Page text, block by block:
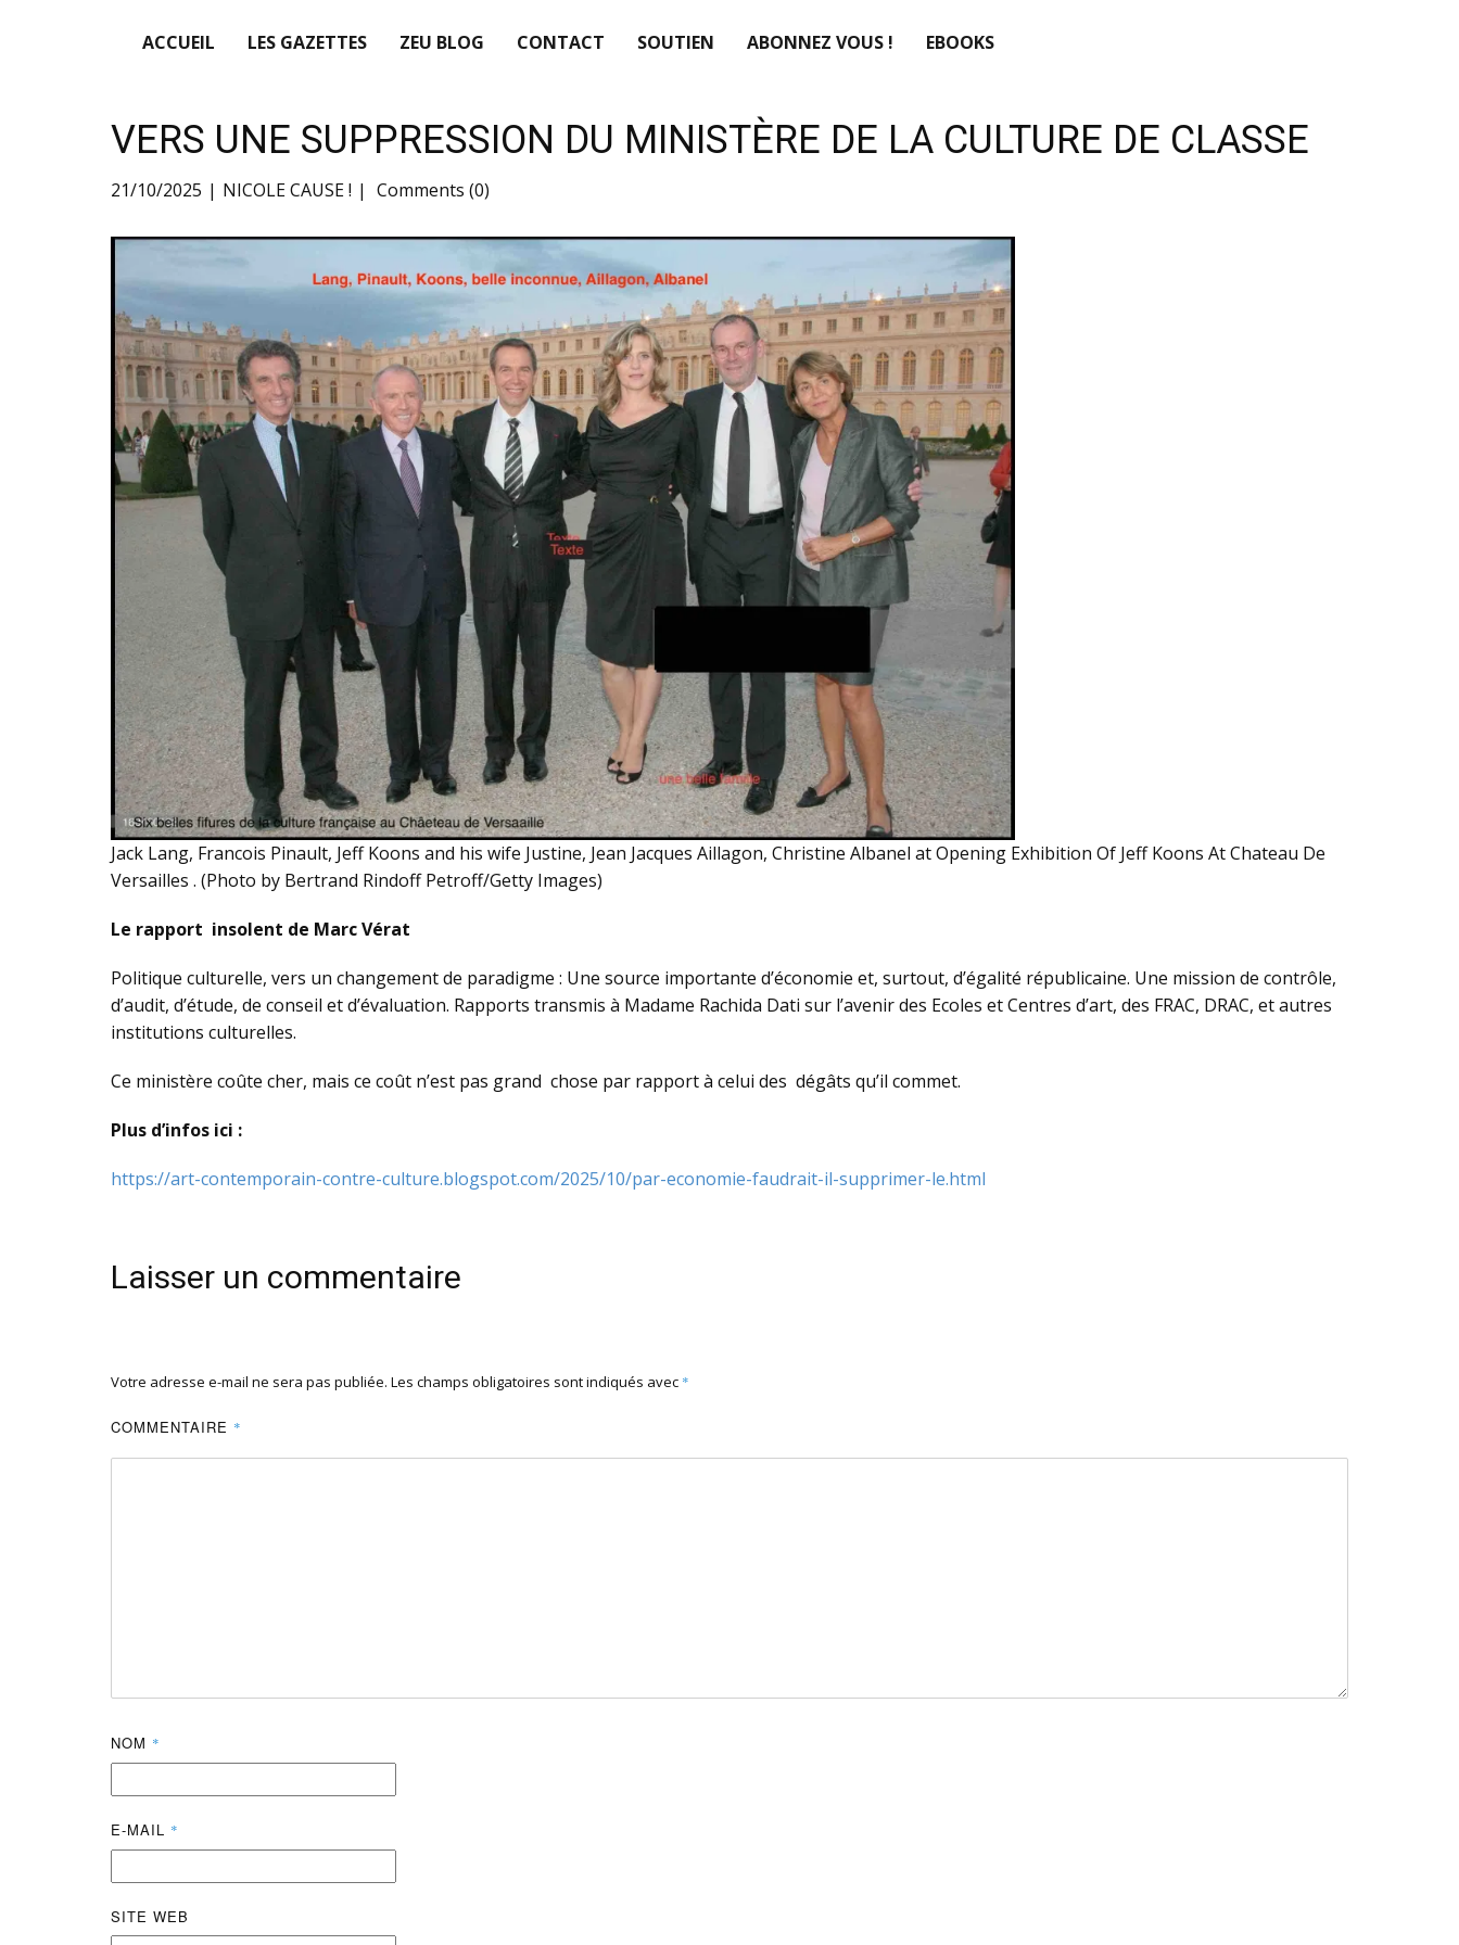
ACCUEIL LES GAZETTES ZEU BLOG CONTACT SOUTIEN ABONNEZ VOUS ! EBOOKS
VERS UNE SUPPRESSION DU MINISTÈRE DE LA CULTURE DE CLASSE
21/10/2025 NICOLE CAUSE ! Comments (0)
Jack Lang, Francois Pinault, Jeff Koons and his wife Justine, Jean Jacques Aillagon, Christine Albanel at Opening Exhibition Of Jeff Koons At Chateau De
Versailles . (Photo by Bertrand Rindoff Petroff/Getty Images)
Le rapport insolent de Marc Vérat
Politique culturelle, vers un changement de paradigme : Une source importante d’économie et, surtout, d’égalité républicaine. Une mission de contrôle,
d’audit, d’étude, de conseil et d’évaluation. Rapports transmis à Madame Rachida Dati sur l’avenir des Ecoles et Centres d’art, des FRAC, DRAC, et autres
institutions culturelles.
Ce ministère coûte cher, mais ce coût n’est pas grand chose par rapport à celui des dégâts qu’il commet.
Plus d’infos ici :
https://art-contemporain-contre-culture.blogspot.com/2025/10/par-economie-faudrait-il-supprimer-le.html
Laisser un commentaire
Votre adresse e-mail ne sera pas publiée. Les champs obligatoires sont indiqués avec *
COMMENTAIRE *
NOM *
E-MAIL *
SITE WEB